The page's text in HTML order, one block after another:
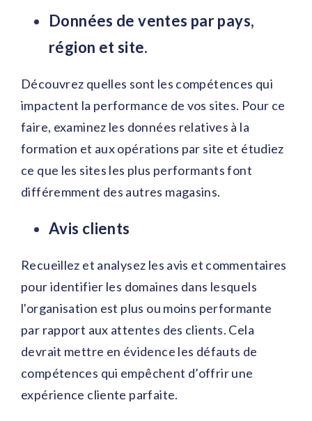
Données de ventes par pays,
région et site.
Découvrez quelles sont les compétences qui
impactent la performance de vos sites. Pour ce
faire, examinez les données relatives à la
formation et aux opérations par site et étudiez
ce que les sites les plus performants font
différemment des autres magasins.
Avis clients
Recueillez et analysez les avis et commentaires
pour identifier les domaines dans lesquels
l'organisation est plus ou moins performante
par rapport aux attentes des clients. Cela
devrait mettre en évidence les défauts de
compétences qui empêchent d’offrir une
expérience cliente parfaite.